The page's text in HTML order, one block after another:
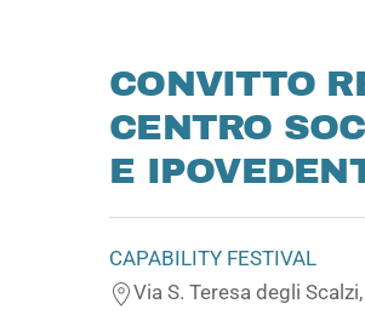
CONVITTO
CENTRO
E
CAPABILITY FESTIVAL
Via S. Teresa degli